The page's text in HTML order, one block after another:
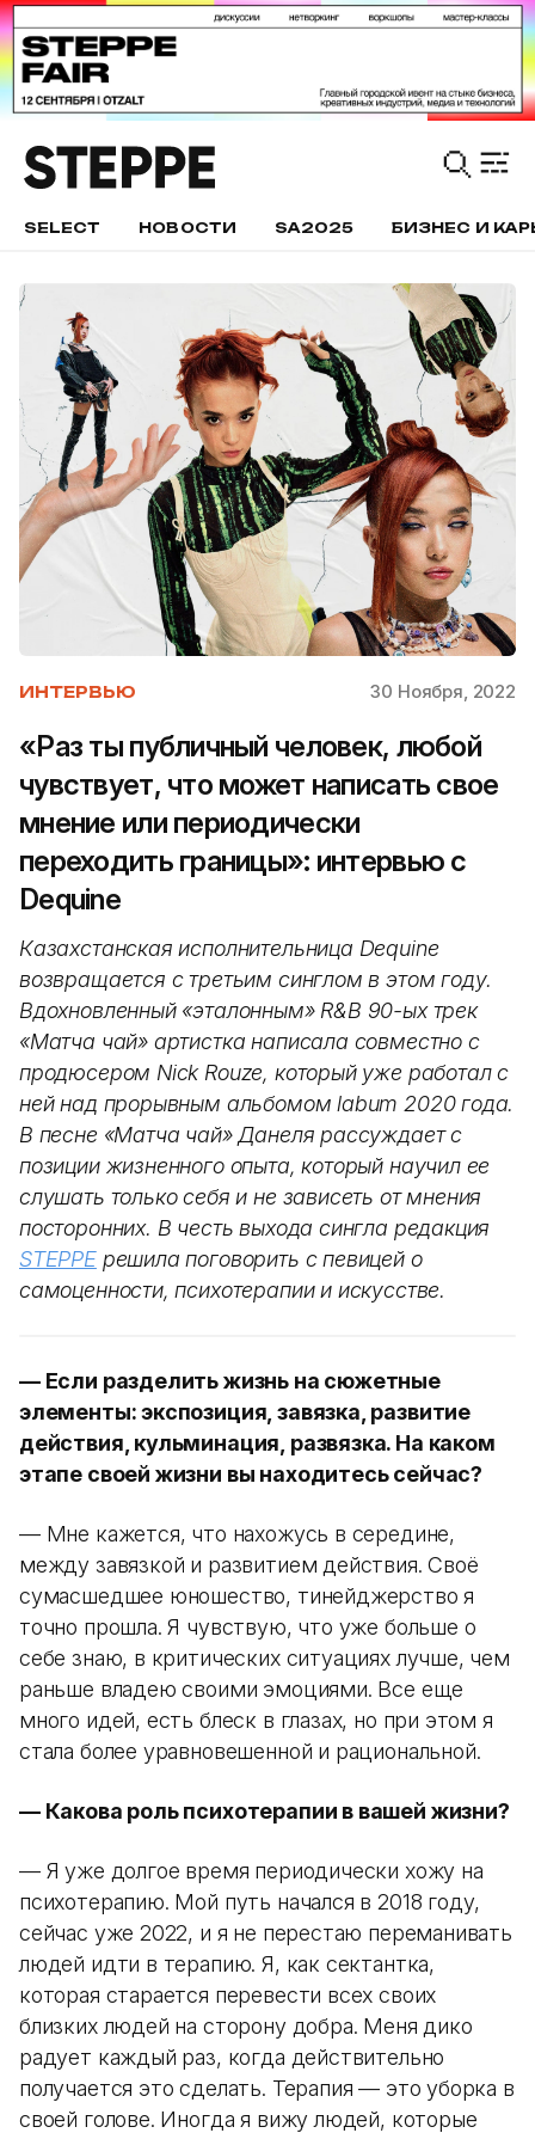
SELECT НОВОСТИ SA2025 БИЗНЕС И
ИНТЕРВЬЮ 30 Ноября, 2022
«Раз ты публичный человек, любой
чувствует, что может написать свое
мнение или периодически
переходить границы»: интервью с
Dequine
Казахстанская исполнительница Dequine
возвращается с третьим синглом в этом году.
Вдохновленный «эталонным» R&B 90-ых трек
«Матча чай» артистка написала совместно с
продюсером Nick Rouze, который уже работал с
ней над прорывным альбомом labum 2020 года.
В песне «Матча чай» Данеля рассуждает с
позиции жизненного опыта, который научил ее
слушать только себя и не зависеть от мнения
посторонних. В честь выхода сингла редакция
STEPPEрешила поговорить с певицей о
самоценности, психотерапии и искусстве.
— Если разделить жизнь на сюжетные
элементы: экспозиция, завязка, развитие
действия, кульминация, развязка. На каком
этапе своей жизни вы находитесь сейчас?
— Мне кажется, что нахожусь в середине,
между завязкой и развитием действия. Своё
сумасшедшее юношество, тинейджерство я
точно прошла. Я чувствую, что уже больше о
себе знаю, в критических ситуациях лучше, чем
раньше владею своими эмоциями. Все еще
много идей, есть блеск в глазах, но при этом я
стала более уравновешенной и рациональной.
— Какова роль психотерапии в вашей жизни?
— Я уже долгое время периодически хожу на
психотерапию. Мой путь начался в 2018 году,
сейчас уже 2022, и я не перестаю переманивать
людей идти в терапию. Я, как сектантка,
которая старается перевести всех своих
близких людей на сторону добра. Меня дико
радует каждый раз, когда действительно
получается это сделать. Терапия — это уборка в
своей голове. Иногда я вижу людей, которые